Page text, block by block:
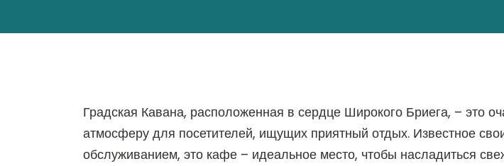
Градская Кавана, расположенная в сердце Широкого Бриега, – это
атмосферу для посетителей, ищущих приятный отдых. Известное
обслуживанием, это кафе – идеальное место, чтобы насладиться